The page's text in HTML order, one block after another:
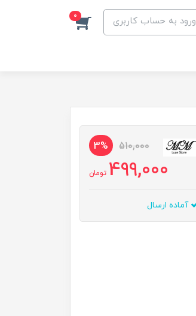
ورود به حساب کاربری 0
510,000
3%
499,000 تومان
آماده ارسال